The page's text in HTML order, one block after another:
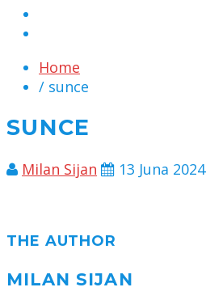
Home
/ sunce
SUNCE
Milan Sijan 13 Juna 2024
THE AUTHOR
MILAN SIJAN